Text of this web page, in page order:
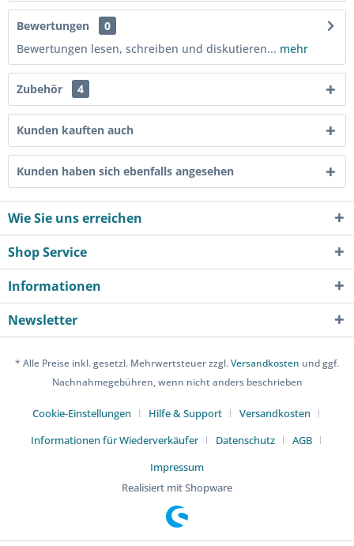
Bewertungen
0
Bewertungen lesen, schreiben und diskutieren... mehr
Zubehör 4
Kunden kauften auch
Kunden haben sich ebenfalls angesehen
Wie Sie uns erreichen
Shop Service
Informationen
Newsletter
* Alle Preise inkl. gesetzl. Mehrwertsteuer zzgl.Versandkosten und ggf.
Nachnahmegebühren, wenn nicht anders beschrieben
Cookie-Einstellungen Hilfe & Support
Versandkosten
Informationen für Wiederverkäufer
Datenschutz
AGB
Impressum
Realisiert mit Shopware